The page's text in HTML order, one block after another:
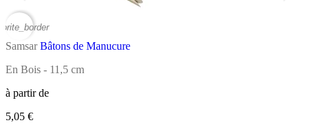
Samsar Bâtons de Manucure
En Bois - 11,5 cm
à partir de
5,05 €